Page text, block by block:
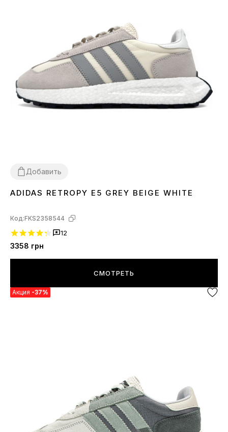
Добавить
36 3739 40
ADIDAS RETROPY E5 GREY BEIGE WHITE
Код:FKS2358544
12
3358 грн
СМОТРЕТЬ
Акция -37%